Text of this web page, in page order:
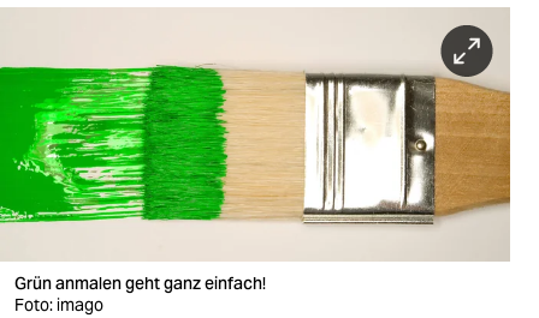
sport
berlin
nord
wahrheit
verlag
verlag
Grün anmalen geht ganz einfach!
Foto: imago